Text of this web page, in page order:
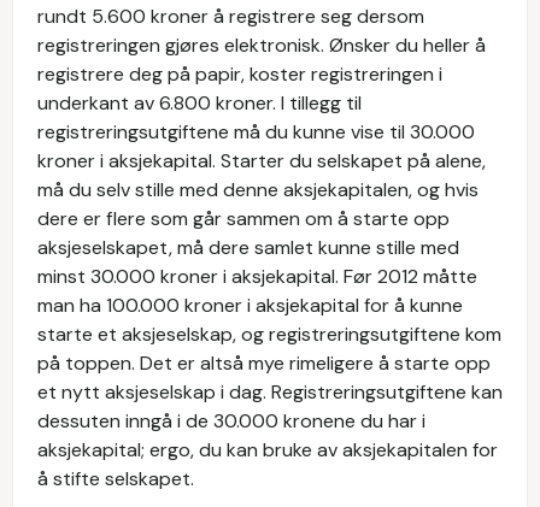
rundt 5.600 kroner å registrere seg dersom
registreringen gjøres elektronisk. Ønsker du heller å
registrere deg på papir, koster registreringen i
underkant av 6.800 kroner. I tillegg til
registreringsutgiftene må du kunne vise til 30.000
kroner i aksjekapital. Starter du selskapet på alene,
må du selv stille med denne aksjekapitalen, og hvis
dere er flere som går sammen om å starte opp
aksjeselskapet, må dere samlet kunne stille med
minst 30.000 kroner i aksjekapital. Før 2012 måtte
man ha 100.000 kroner i aksjekapital for å kunne
starte et aksjeselskap, og registreringsutgiftene kom
på toppen. Det er altså mye rimeligere å starte opp
et nytt aksjeselskap i dag. Registreringsutgiftene kan
dessuten inngå i de 30.000 kronene du har i
aksjekapital; ergo, du kan bruke av aksjekapitalen for
å stifte selskapet.